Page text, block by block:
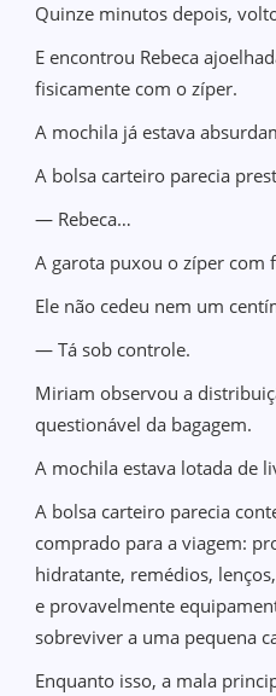
Quinze minutos depois,
E encontrou Rebeca
fisicamente com o zíper.
A mochila já estava
A bolsa carteiro parecia
— Rebeca…
A garota puxou o zíper com
Ele não cedeu nem um
— Tá sob controle.
Miriam observou a
questionável da bagagem.
A mochila estava lotada de
A bolsa carteiro parecia
comprado para a viagem:
hidratante, remédios,
e provavelmente
sobreviver a uma pequena
Enquanto isso, a mala